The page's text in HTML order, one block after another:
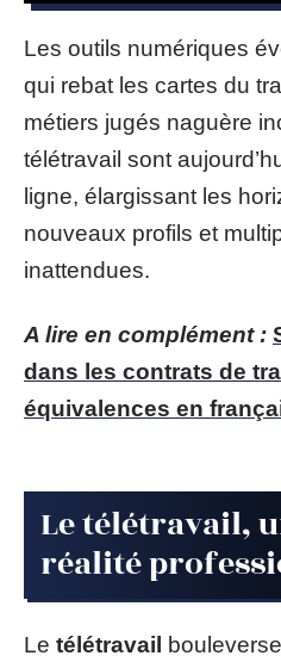
Les outils numériques
qui rebat les cartes du
métiers jugés naguère
télétravail sont
ligne, élargissant les
nouveaux profils et
inattendues.
A lire en complément :
dans les contrats de
équivalences en
Le télétravail,
réalité
Le télétravail